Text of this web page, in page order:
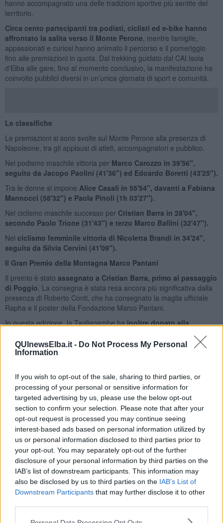
QUInewsElba.it - Do Not Process My Personal
Information
If you wish to opt-out of the sale, sharing to third parties, or
processing of your personal or sensitive information for
targeted advertising by us, please use the below opt-out
section to confirm your selection. Please note that after your
opt-out request is processed you may continue seeing
interest-based ads based on personal information utilized by
us or personal information disclosed to third parties prior to
your opt-out. You may separately opt-out of the further
disclosure of your personal information by third parties on the
IAB’s list of downstream participants. This information may
also be disclosed by us to third parties on the IAB’s List of
Downstream Participants that may further disclose it to other
hanno accompagnato una delle tradizioni sportive più sentite del
territorio.
Circa cento partecipanti tra podisti, ciclisti ed e-bike hanno
affrontato la salita verso il Monte Perone , mentre famiglie,
appassionati e curiosi hanno animato il percorso e il pomeriggio
fino alle premiazioni in quota. Dal trekking guidato dal CAI Isola
d'Elba alle gare, fino al momento conclusivo, la manifestazione ha
coinvolto pubblici diversi in un’unica giornata di sport e comunità.
Le classifiche
Le premiazioni si sono svolte sul Monte Perone alla presenza di
Napoleone, tra gli applausi di atleti, accompagnatori e pubblico.
Nel podismo maschile vittoria per Marco Carozzo in 39'56",
seguito da Jacopo Paolini (41'36") ed Edoardo Boretti (43'25").
Tra le donne si impone Alice Casali in 55'54", davanti a Fabiana
Mannocci (58'32") e Paola Pinoli (1h 03'27").
Nel ciclismo maschile successo per Cristian Barra in 28'04",
secondo Paolo Trione (31'43") e terzo Marco Ballini (32'47").
Nel ciclismo femminile vittoria di Nicoletta Brandi in 34'24",
seguita da Silvia Cervini (41'09").
Il Gran Premio della Montagna Marco Pantani
Il premio è stato assegnato a Cristian Barra, primo al passaggio
di Poggio . La consegna è stata resa ancora più significativa dalla
presenza di Roberto Conti, che ha consegnato la maglia ufficiale
Rapha e il poster della Fondazione Marco Pantani.
In questa edizione, la Tagliagambe hainoltre donato alla
riproduzione della bicicletta con cui Marco Pantani conquistò
Giro d’Italia e Tour de France, nei colori storici della
manifestazione, l’Isola d’Elba e il ricordo del “Pirata”.
"Grazie alla Fondazione Marco Pantani e a Roberto Conti per aver
condiviso con noi questa giornata così speciale", scrivono gli
organizzatori.
La mascotte 2027 ha un volto: quello di Giulia
Tra gli applausi anche il momento dedicato a Giulia, vincitrice del
concorso “Disegna la mascotte”. Il suo riccio in bicicletta diventerà
la mascotte ufficiale della Tagliagambe 2027. Un riconoscimento
condiviso con tutti i bambini che hanno partecipato con creatività ed
entusiasmo.
"Un ringraziamento alle istituzioni, ai Comuni, alla Provincia, ai Vigili